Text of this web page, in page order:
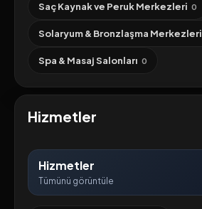
Saç Kaynak ve Peruk Merkezleri 0
Solaryum & Bronzlaşma Merkezleri
Spa & Masaj Salonları 0
Hizmetler
Hizmetler
Tümünü görüntüle